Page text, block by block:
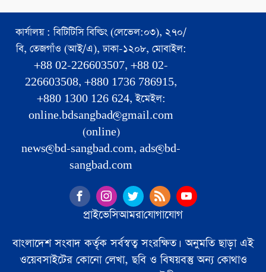
কার্যালয় : বিটিটিসি বিল্ডিং (লেভেল:০৩), ২৭০/
বি, তেজগাঁও (আই/এ), ঢাকা-১২০৮, মোবাইল:
+88 02-226603507, +88 02-
226603508, +880 1736 786915,
+880 1300 126 624, ইমেইল:
online.bdsangbad@gmail.com
(online)
news@bd-sangbad.com, ads@bd-
sangbad.com
প্রাইভেসিআমরাযোগাযোগ
বাংলাদেশ সংবাদ কর্তৃক সর্বস্বত্ব সংরক্ষিত। অনুমতি ছাড়া এই
ওয়েবসাইটের কোনো লেখা, ছবি ও বিষয়বস্তু অন্য কোথাও